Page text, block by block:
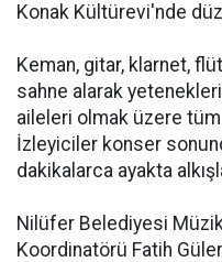
Konak Kültürevi'nde
Keman, gitar, klarnet,
sahne alarak
aileleri olmak üzere
İzleyiciler konser
dakikalarca ayakta
Nilüfer Belediyesi Müzik
Koordinatörü Fatih